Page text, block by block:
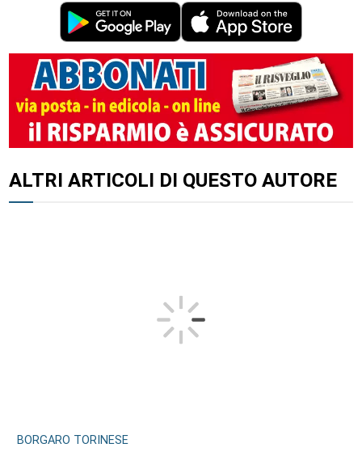
ALTRI ARTICOLI DI QUESTO AUTORE
BORGARO TORINESE